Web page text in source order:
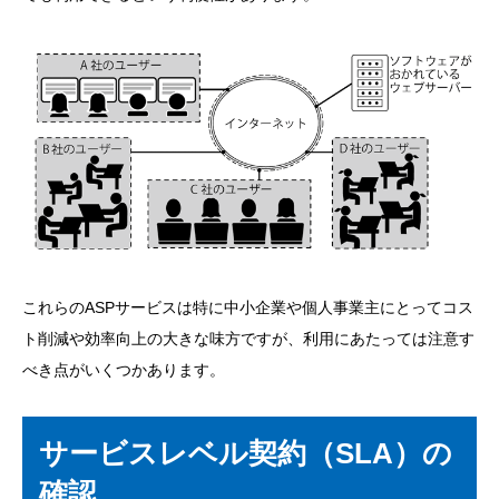
これらのASPサービスは特に中小企業や個人事業主にとってコス
ト削減や効率向上の大きな味方ですが、利用にあたっては注意す
べき点がいくつかあります。
サービスレベル契約（SLA）の